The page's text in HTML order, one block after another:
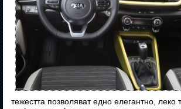
тежестта позволяват едно елегантно, леко